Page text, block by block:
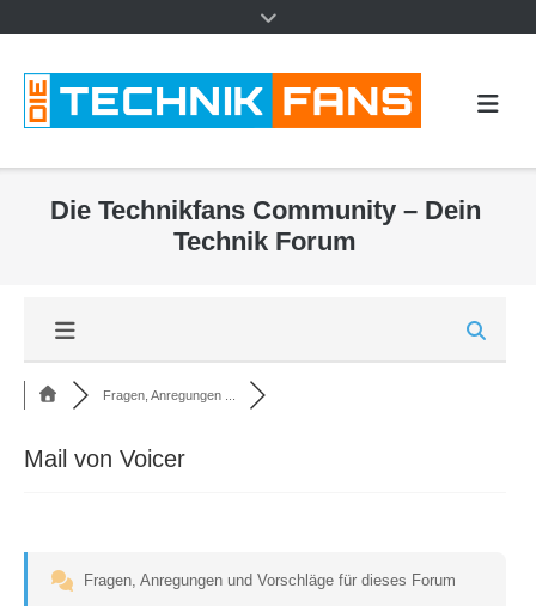
Die Technikfans Community – Dein
Technik Forum
Fragen, Anregungen ...
Mail von Voicer
Fragen, Anregungen und Vorschläge für dieses Forum